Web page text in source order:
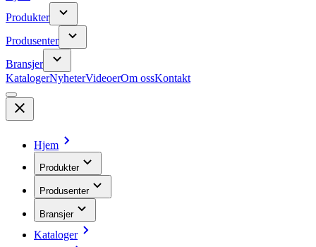
Produkter
Produsenter
Bransjer
KatalogerNyheterVideoerOm ossKontakt
Hjem
Produkter
Produsenter
Bransjer
Kataloger